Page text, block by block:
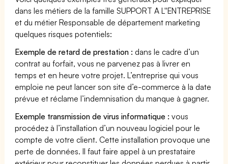
dans les métiers de la famille SUPPORT A L''ENTREPRISE
et du métier Responsable de département marketing
quelques risques potentiels:
Exemple de retard de prestation : dans le cadre d’un
contrat au forfait, vous ne parvenez pas à livrer en
temps et en heure votre projet. L’entreprise qui vous
emploie ne peut lancer son site d’e-commerce à la date
prévue et réclame l’indemnisation du manque à gagner.
Exemple transmission de virus informatique : vous
procédez à l’installation d’un nouveau logiciel pour le
compte de votre client. Cette installation provoque une
perte de données. Il faut faire appel à un prestataire